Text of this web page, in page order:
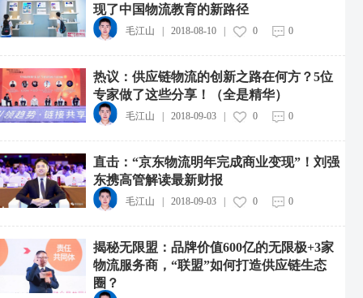
现了中国物流教育的新路径
毛江山 2018-08-10| 0 0
热议：供应链物流的创新之路在何方？5位
专家做了这些分享！（全是精华）
毛江山 2018-09-03| 0 0
直击：“京东物流明年完成商业变现”！刘强
东携高管解读最新财报
毛江山 2018-09-03| 0 0
揭秘无限盟：品牌价值600亿的无限极+3家
物流服务商，“联盟”如何打造供应链生态
圈？
京东物流两项实践入选工信部首批人工智能典型案例